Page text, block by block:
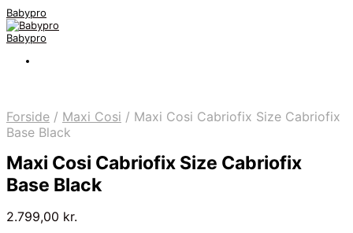
Babypro
Babypro
Forside / Maxi Cosi / Maxi Cosi Cabriofix Size Cabriofix
Base Black
Maxi Cosi Cabriofix Size Cabriofix
Base Black
2.799,00 kr.